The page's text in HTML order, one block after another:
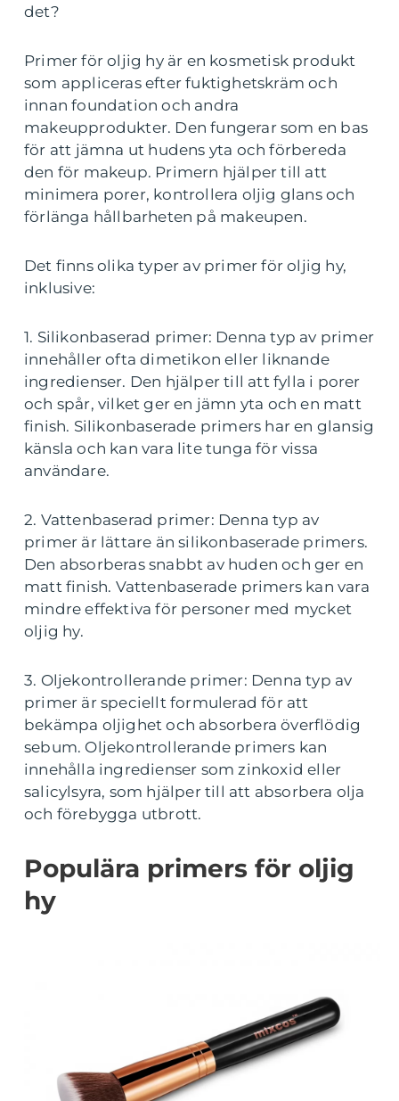
det?
Primer för oljig hy är en kosmetisk produkt
som appliceras efter fuktighetskräm och
innan foundation och andra
makeupprodukter. Den fungerar som en bas
för att jämna ut hudens yta och förbereda
den för makeup. Primern hjälper till att
minimera porer, kontrollera oljig glans och
förlänga hållbarheten på makeupen.
Det finns olika typer av primer för oljig hy,
inklusive:
1. Silikonbaserad primer: Denna typ av primer
innehåller ofta dimetikon eller liknande
ingredienser. Den hjälper till att fylla i porer
och spår, vilket ger en jämn yta och en matt
finish. Silikonbaserade primers har en glansig
känsla och kan vara lite tunga för vissa
användare.
2. Vattenbaserad primer: Denna typ av
primer är lättare än silikonbaserade primers.
Den absorberas snabbt av huden och ger en
matt finish. Vattenbaserade primers kan vara
mindre effektiva för personer med mycket
oljig hy.
3. Oljekontrollerande primer: Denna typ av
primer är speciellt formulerad för att
bekämpa oljighet och absorbera överflödig
sebum. Oljekontrollerande primers kan
innehålla ingredienser som zinkoxid eller
salicylsyra, som hjälper till att absorbera olja
och förebygga utbrott.
Populära primers för oljig
hy